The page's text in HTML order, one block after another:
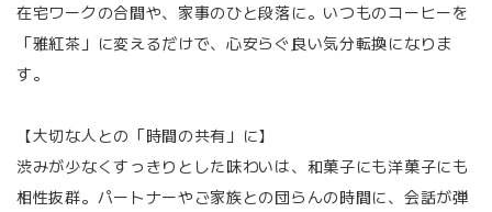
在宅ワークの合間や、家事のひと段落に。いつものコーヒーを
「雅紅茶」に変えるだけで、心安らぐ良い気分転換になりま
す。
【大切な人との「時間の共有」に】
渋みが少なくすっきりとした味わいは、和菓子にも洋菓子にも
相性抜群。パートナーやご家族との団らんの時間に、会話が弾